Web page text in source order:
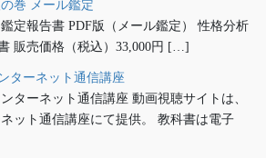
巻 メール鑑定
定報告書 PDF版（メール鑑定） 性格分析
販売価格（税込）33,000円 […]
ターネット通信講座
ターネット通信講座 動画視聴サイトは、
ット通信講座にて提供。 教科書は電子